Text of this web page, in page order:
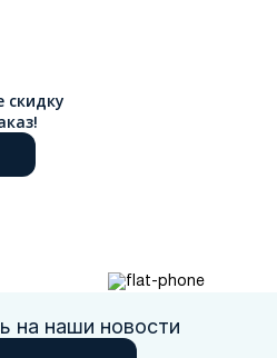
скидку
на наши новости